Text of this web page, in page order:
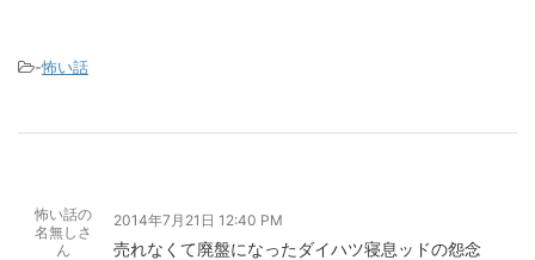
-怖い話
怖い話の
名無しさ
ん
2014年7月21日 12:40 PM
売れなくて廃盤になったダイハツ寝息ッドの怨念